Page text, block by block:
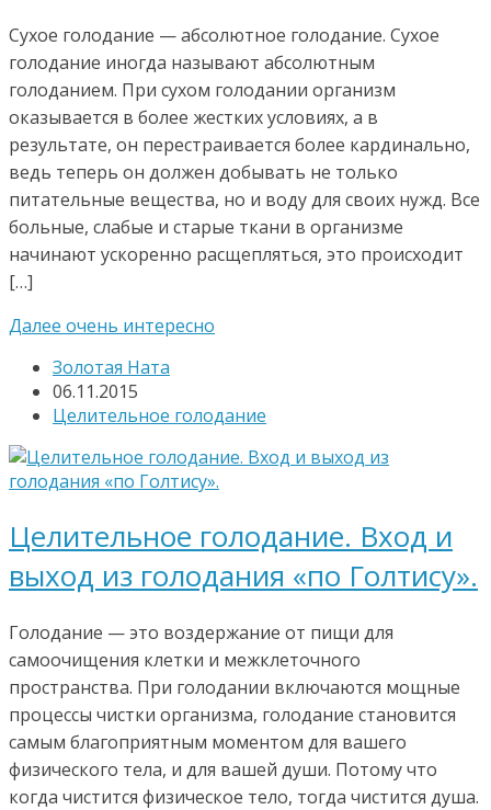
Сухое голодание — абсолютное голодание. Сухое
голодание иногда называют абсолютным
голоданием. При сухом голодании организм
оказывается в более жестких условиях, а в
результате, он перестраивается более кардинально,
ведь теперь он должен добывать не только
питательные вещества, но и воду для своих нужд. Все
больные, слабые и старые ткани в организме
начинают ускоренно расщепляться, это происходит
[…]
Далее очень интересно
Золотая Ната
06.11.2015
Целительное голодание
Целительное голодание. Вход и
выход из голодания «по Голтису».
Голодание — это воздержание от пищи для
самоочищения клетки и межклеточного
пространства. При голодании включаются мощные
процессы чистки организма, голодание становится
самым благоприятным моментом для вашего
физического тела, и для вашей души. Потому что
когда чистится физическое тело, тогда чистится душа.